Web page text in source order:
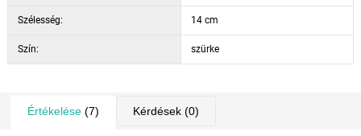
Szélesség: 14 cm
Szín: szürke
Értékelése(7) Kérdések(0)